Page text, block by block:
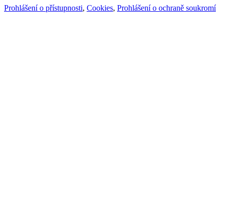
Prohlášení o přístupnosti, Cookies, Prohlášení o ochraně soukromí